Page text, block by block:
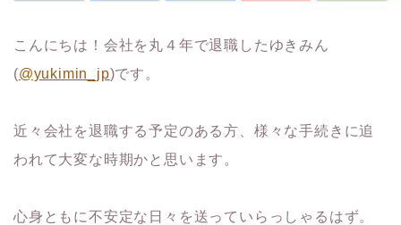
こんにちは！会社を丸４年で退職したゆきみん
(@yukimin_jp)です。
近々会社を退職する予定のある方、様々な手続きに追
われて大変な時期かと思います。
心身ともに不安定な日々を送っていらっしゃるはず。